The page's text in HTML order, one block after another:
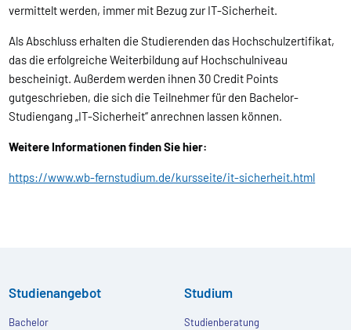
vermittelt werden, immer mit Bezug zur IT-Sicherheit.
Als Abschluss erhalten die Studierenden das Hochschulzertifikat,
das die erfolgreiche Weiterbildung auf Hochschulniveau
bescheinigt. Außerdem werden ihnen 30 Credit Points
gutgeschrieben, die sich die Teilnehmer für den Bachelor-
Studiengang „IT-Sicherheit“ anrechnen lassen können.
Weitere Informationen finden Sie hier:
https://www.wb-fernstudium.de/kursseite/it-sicherheit.html
Studienangebot
Bachelor
Studium
Studienberatung